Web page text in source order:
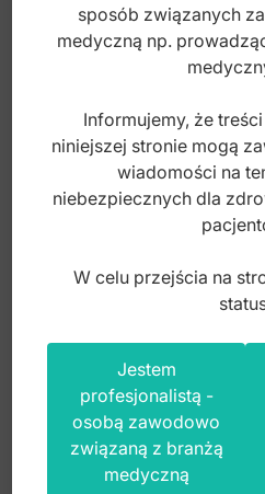
Rozwierak dla psów
Index: DV.006.145
zł
sposób związanych
medyczną np.
Informujemy, że
niniejszej stronie mogą
wiadomości na
niebezpiecznych dla
W celu przejścia na
Jestem
profesjonalistą -
osobą zawodowo
związaną z branżą
medyczną